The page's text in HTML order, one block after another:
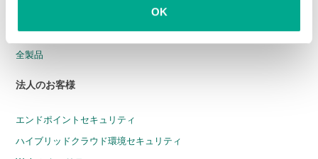
OK
カスペルスキー プレミアム
全製品
法人のお客様
エンドポイントセキュリティ
ハイブリッドクラウド環境セキュリティ